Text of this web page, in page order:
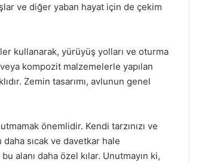
ve diğer yaban hayat için de çekim
kullanarak, yürüyüş yolları ve oturma
kompozit malzemelerle yapılan
Zemin tasarımı, avlunun genel
önemlidir. Kendi tarzınızı ve
sıcak ve davetkar hale
alanı daha özel kılar. Unutmayın ki,